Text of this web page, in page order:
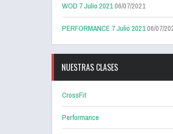
WOD 7 Julio 202106/07/2021
PERFORMANCE 7 Julio 202106/07/
NUESTRAS CLASES
CrossFit
Performance